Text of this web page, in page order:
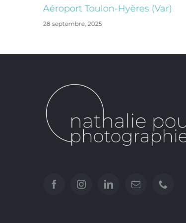
Aéroport Toulon-Hyères (Var)
28 septembre, 2025